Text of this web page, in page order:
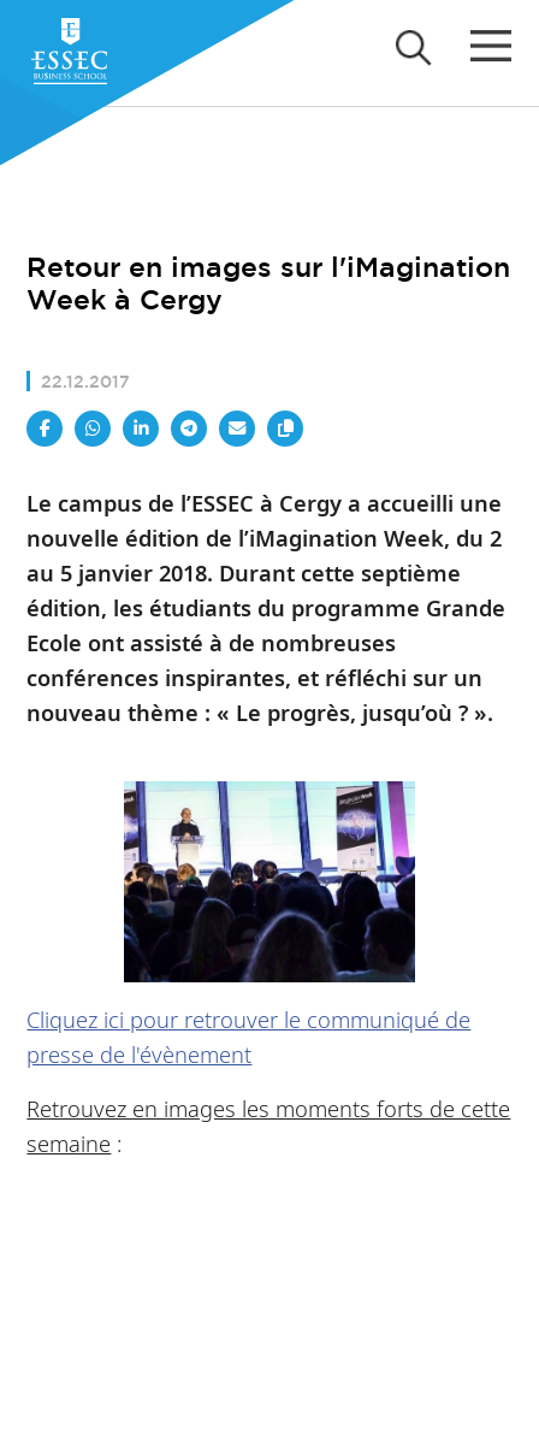
Retour en images sur l'iMagination
Week à Cergy
22.12.2017
Le campus de l’ESSEC à Cergy a accueilli une
nouvelle édition de l’iMagination Week, du 2
au 5 janvier 2018. Durant cette septième
édition, les étudiants du programme Grande
Ecole ont assisté à de nombreuses
conférences inspirantes, et réfléchi sur un
nouveau thème : « Le progrès, jusqu’où ? ».
Cliquez ici pour retrouver le communiqué de
presse de l'évènement
Retrouvez en images les moments forts de cette
semaine :